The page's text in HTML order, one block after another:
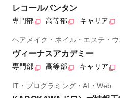
レコールバンタン
専門部 高等部 キャリア
ヘアメイク・ネイル・エステ・
ヴィーナスアカデミー
専門部 高等部 キャリア
IT・プログラミング・AI・Web